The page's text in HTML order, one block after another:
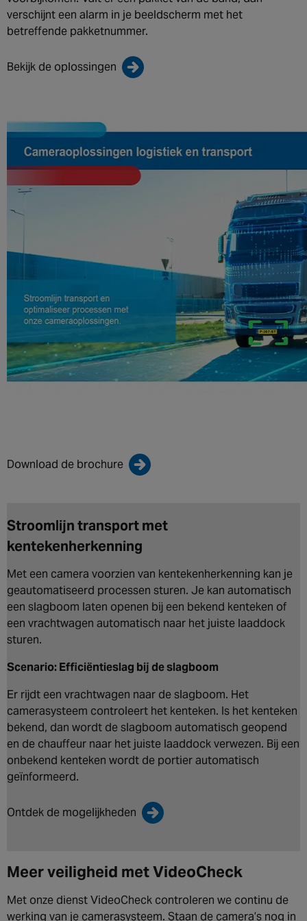
verschijnt een alarm in je beeldscherm met het
betreffende pakketnummer.
Bekijk de oplossingen
Download de brochure
Stroomlijn transport met
kentekenherkenning
Met een camera voorzien van kentekenherkenning kan je
geautomatiseerd processen sturen. Je kan automatisch
een slagboom laten openen bij een bekend kenteken of
een vrachtwagen automatisch naar het juiste laaddock
sturen.
Scenario: Efficiëntieslag bij de slagboom
Er rijdt een vrachtwagen naar de slagboom. Het
camerasysteem controleert het kenteken. Is het kenteken
bekend, dan wordt de slagboom automatisch geopend
en de chauffeur naar het juiste laaddock verwezen. Bij een
onbekend kenteken wordt de portier automatisch
geïnformeerd.
Ontdek de mogelijkheden
Meer veiligheid met VideoCheck
Met onze dienst VideoCheck controleren we continu de
werking van je camerasysteem. Staan de camera’s nog in